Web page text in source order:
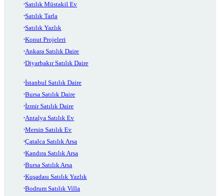
Satılık Müstakil Ev
Satılık Tarla
Satılık Yazlık
Konut Projeleri
Ankara Satılık Daire
Diyarbakır Satılık Daire
İstanbul Satılık Daire
Bursa Satılık Daire
İzmir Satılık Daire
Antalya Satılık Ev
Mersin Satılık Ev
Çatalca Satılık Arsa
Kandıra Satılık Arsa
Bursa Satılık Arsa
Kuşadası Satılık Yazlık
Bodrum Satılık Villa